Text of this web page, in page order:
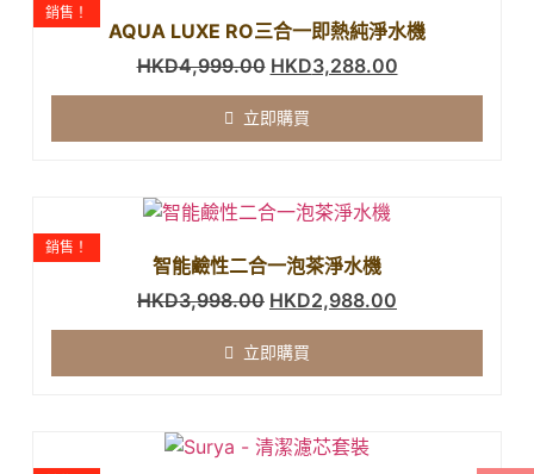
AQUA LUXE RO三合一即熱純淨水機
銷售！
HKD4,999.00 HKD3,288.00
立即購買
智能鹼性二合一泡茶淨水機
銷售！
HKD3,998.00 HKD2,988.00
立即購買